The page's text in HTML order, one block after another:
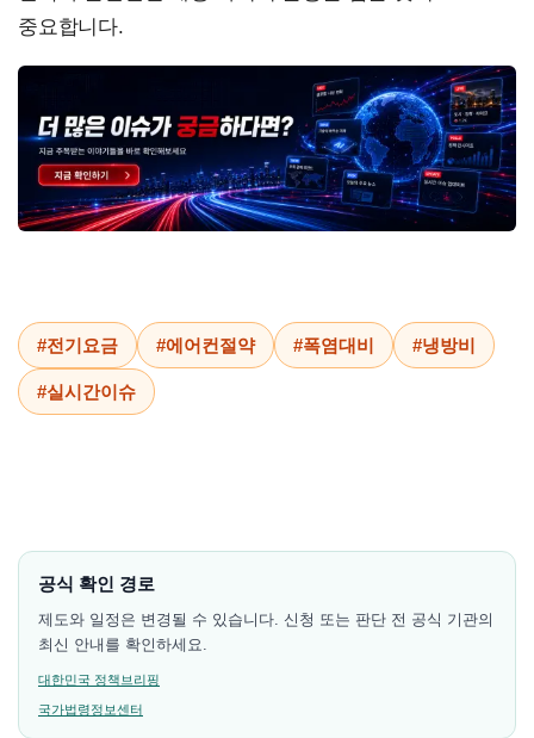
중요합니다.
#전기요금 #에어컨절약 #폭염대비 #냉방비
#실시간이슈
공식 확인 경로
제도와 일정은 변경될 수 있습니다. 신청 또는 판단 전 공식 기관의
최신 안내를 확인하세요.
대한민국 정책브리핑
국가법령정보센터